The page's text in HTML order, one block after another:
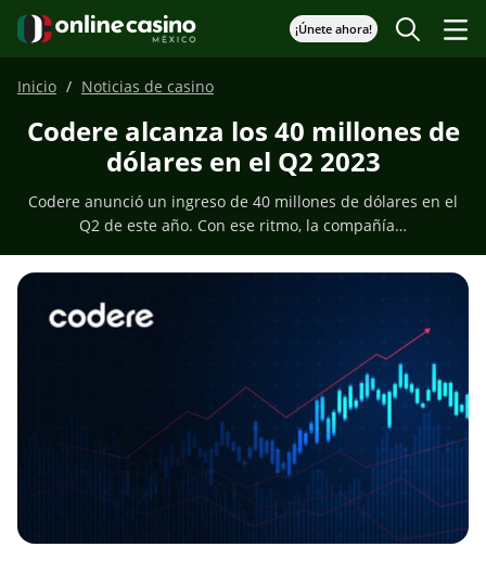
¡Únete ahora!
Inicio Noticias de casino
Codere alcanza los 40 millones de
dólares en el Q2 2023
Codere anunció un ingreso de 40 millones de dólares en el
Q2 de este año. Con ese ritmo, la compañía…